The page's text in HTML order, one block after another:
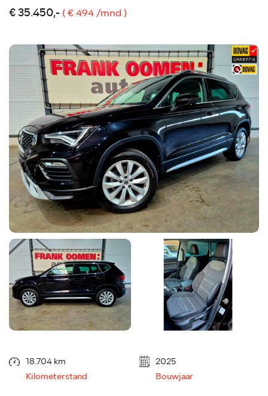
ASN Autoschade
Contact
€ 35.450,- ( € 494 /mnd )
18.704 km
Kilometerstand
2025
Bouwjaar